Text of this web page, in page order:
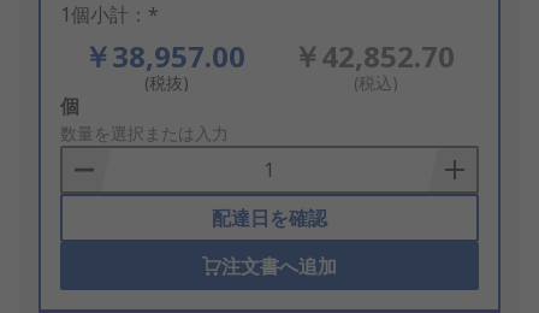
1個小計：*
￥38,957.00
(税抜)
￥42,852.70
(税込)
Add
to
Basket
個
数量を選択または入力
配達日を確認
注文書へ追加